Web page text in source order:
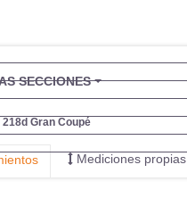
SECCIONES
218d Gran Coupé
Mediciones propias